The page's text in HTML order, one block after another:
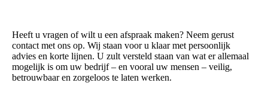
Heeft u vragen of wilt u een afspraak maken? Neem gerust
contact met ons op. Wij staan voor u klaar met persoonlijk
advies en korte lijnen. U zult versteld staan van wat er allemaal
mogelijk is om uw bedrijf – en vooral uw mensen – veilig,
betrouwbaar en zorgeloos te laten werken.